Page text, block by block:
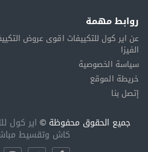
روابط مهمة
عن اير كول للتكييفات اقوى عروض
الفيزا
سياسة الخصوصية
خريطة الموقع
إتصل بنا
جميع الحقوق محفوظة © اير كول
كاش وتقسيط